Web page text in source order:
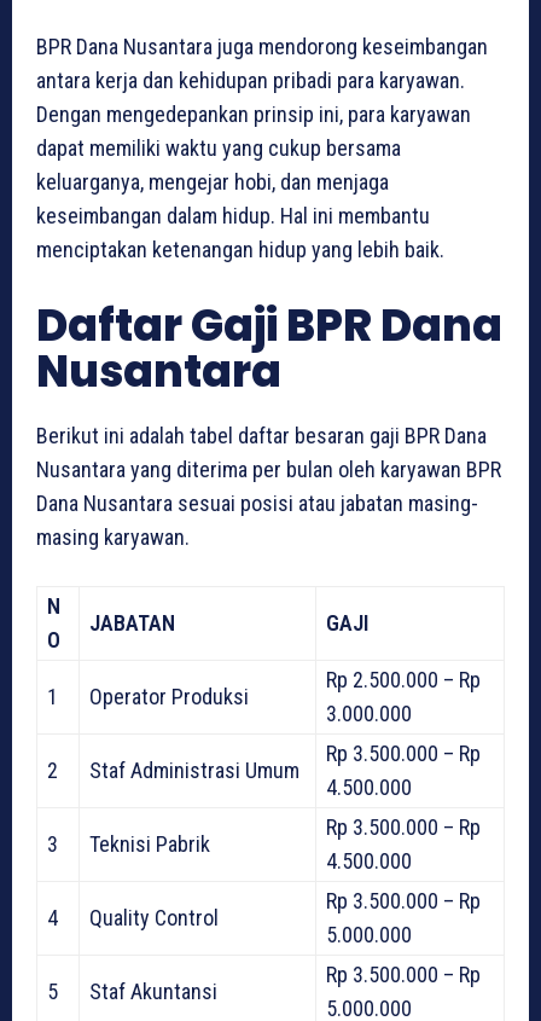
BPR Dana Nusantara juga mendorong keseimbangan
antara kerja dan kehidupan pribadi para karyawan.
Dengan mengedepankan prinsip ini, para karyawan
dapat memiliki waktu yang cukup bersama
keluarganya, mengejar hobi, dan menjaga
keseimbangan dalam hidup. Hal ini membantu
menciptakan ketenangan hidup yang lebih baik.
Daftar Gaji BPR Dana
Nusantara
Berikut ini adalah tabel daftar besaran gaji BPR Dana
Nusantara yang diterima per bulan oleh karyawan BPR
Dana Nusantara sesuai posisi atau jabatan masing-
masing karyawan.
N
O
JABATAN GAJI
1 Operator Produksi
Rp 2.500.000 – Rp
3.000.000
2 Staf Administrasi Umum
Rp 3.500.000 – Rp
4.500.000
3 Teknisi Pabrik
Rp 3.500.000 – Rp
4.500.000
4 Quality Control
Rp 3.500.000 – Rp
5.000.000
5 Staf Akuntansi
Rp 3.500.000 – Rp
5.000.000